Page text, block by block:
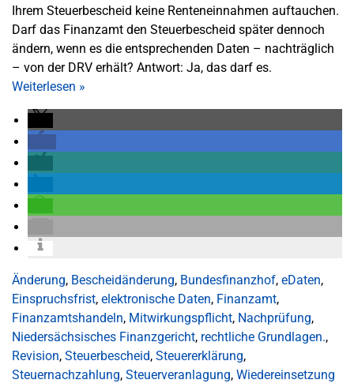
Ihrem Steuerbescheid keine Renteneinnahmen auftauchen.
Darf das Finanzamt den Steuerbescheid später dennoch
ändern, wenn es die entsprechenden Daten – nachträglich
– von der DRV erhält? Antwort: Ja, das darf es.
Weiterlesen »
Änderung, Bescheidänderung, Bundesfinanzhof, eDaten,
Einspruchsfrist, elektronische Daten, Finanzamt,
Finanzamtshandeln, Mitwirkungspflicht, Nachprüfung,
Niedersächsisches Finanzgericht, rechtliche Grundlagen.,
Revision, Steuerbescheid, Steuererklärung,
Steuernachzahlung, Steuerveranlagung, Wiedereinsetzung